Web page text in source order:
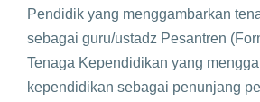
Pendidik yang menggambarkan
sebagai guru/ustadz Pesantren
Tenaga Kependidikan yang
kependidikan sebagai penunjang